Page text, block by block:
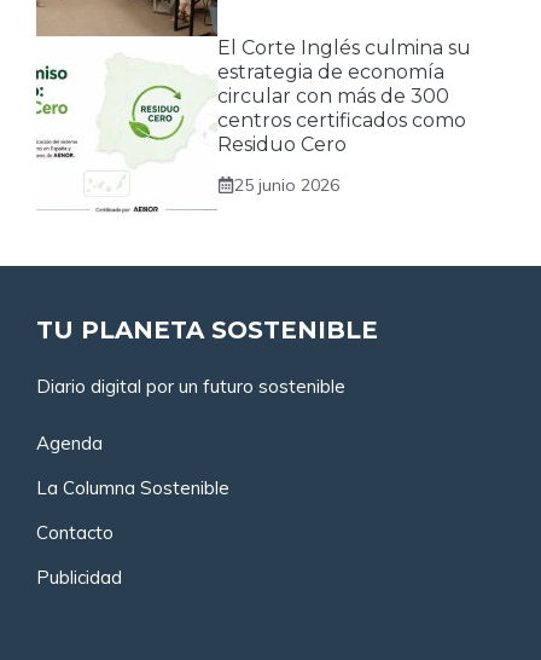
El Corte Inglés culmina su
estrategia de economía
circular con más de 300
centros certificados como
Residuo Cero
25 junio 2026
TU PLANETA SOSTENIBLE
Diario digital por un futuro sostenible
Agenda
La Columna Sostenible
Contacto
Publicidad